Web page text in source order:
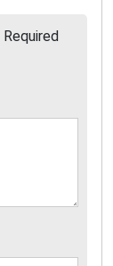
Required